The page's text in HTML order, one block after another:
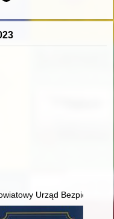
: 1987-2022
szlacheckich powiatu
Urząd